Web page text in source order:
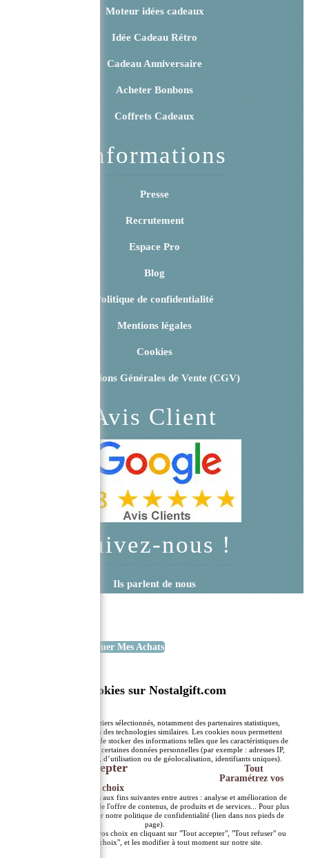
Moteur idées cadeaux
Idée Cadeau Rétro
Cadeau Anniversaire
Acheter Bonbons
Coffrets Cadeaux
Informations
Presse
Recrutement
Espace Pro
Blog
Politique de confidentialité
Mentions légales
Cookies
Conditions Générales de Vente (CGV)
Avis Client
Suivez-nous !
Ils parlent de nous
Continuer Mes Achats
Cookies sur Nostalgift.com
NostalGift.com et des tiers sélectionnés, notamment des partenaires statistiques,
utilisent des cookies ou des technologies similaires. Les cookies nous permettent
d’accéder, d’analyser et de stocker des informations telles que les caractéristiques de
votre terminal ainsi que certaines données personnelles (par exemple : adresses IP,
données de navigation, d’utilisation ou de géolocalisation, identifiants uniques).
Accepter
Tout
Paramétrez vos
choix
Ces données sont traitées aux fins suivantes entre autres : analyse et amélioration de
l’expérience utilisateur, de l'offre de contenus, de produits et de services... Pour plus
d’information, consulter notre politique de confidentialité (lien dans nos pieds de
page).
Vous pouvez exprimer vos choix en cliquant sur "Tout accepter", "Tout refuser" ou
"Paramétrez vos choix", et les modifier à tout moment sur notre site.